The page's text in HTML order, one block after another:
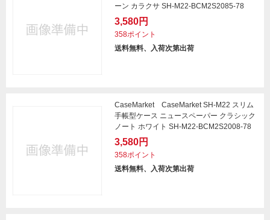
ーン カラクサ SH-M22-BCM2S2085-78
3,580円
358ポイント
送料無料、入荷次第出荷
CaseMarket CaseMarket SH-M22 スリム
手帳型ケース ニュースペーパー クラシック
ノート ホワイト SH-M22-BCM2S2008-78
3,580円
358ポイント
送料無料、入荷次第出荷